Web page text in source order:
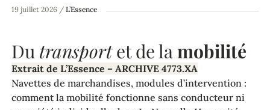
19 juillet 2026 / L’Essence
Du transportet de lamobilité
Extrait de L’Essence – ARCHIVE 4773.XA
Navettes de marchandises, modules d’intervention :
comment la mobilité fonctionne sans conducteur ni